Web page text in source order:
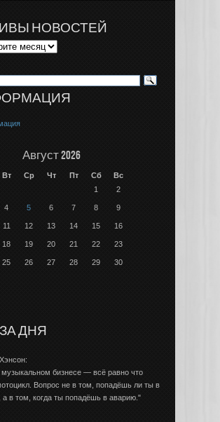
НОВОСТЕЙ
Август 2026
Вт Ср Чт Пт Сб
Вс
1
2
4 5 6 7 8 9
11 12 13 14 15 16
18 19 20 21 22 23
25 26 27 28 29 30
ДНЯ
бизнесе — всё равно что
Вопрос не в том, попадёшь ли ты в
а в том, когда ты попадёшь в аварию."